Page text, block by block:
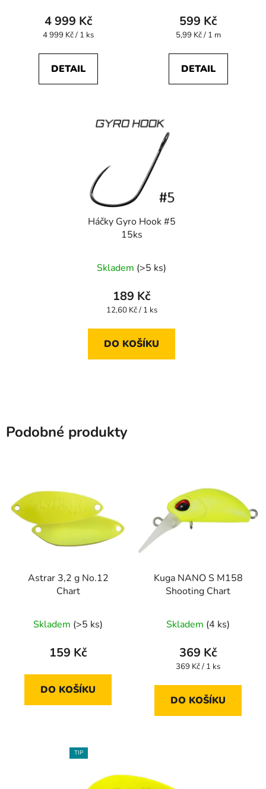
4 999 Kč
Měrná
4 999 Kč / 1 ks
DETAIL
599 Kč
Měrná
5,99 Kč / 1 m
DETAIL
Háčky Gyro Hook #5
15ks
Skladem (>5 ks)
189 Kč
Měrná
12,60 Kč / 1 ks
DO KOŠÍKU
Podobné produkty
Astrar 3,2 g No.12
Chart
Skladem (>5 ks)
159 Kč
DO KOŠÍKU
Kuga NANO S M158
Shooting Chart
Skladem (4 ks)
369 Kč
Měrná
369 Kč / 1 ks
DO KOŠÍKU
TIP